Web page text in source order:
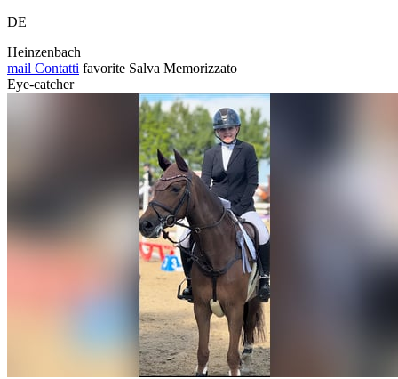
DE
Heinzenbach
mail Contatti favorite Salva Memorizzato
Eye-catcher